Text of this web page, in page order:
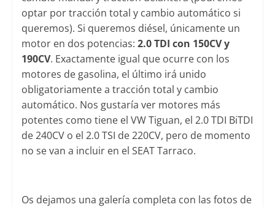
optar por tracción total y cambio automático si
queremos). Si queremos diésel, únicamente un
motor en dos potencias: 2.0 TDI con 150CV y
190CV. Exactamente igual que ocurre con los
motores de gasolina, el último irá unido
obligatoriamente a tracción total y cambio
automático. Nos gustaría ver motores más
potentes como tiene el VW Tiguan, el 2.0 TDI BiTDI
de 240CV o el 2.0 TSI de 220CV, pero de momento
no se van a incluir en el SEAT Tarraco.
Os dejamos una galería completa con las fotos de